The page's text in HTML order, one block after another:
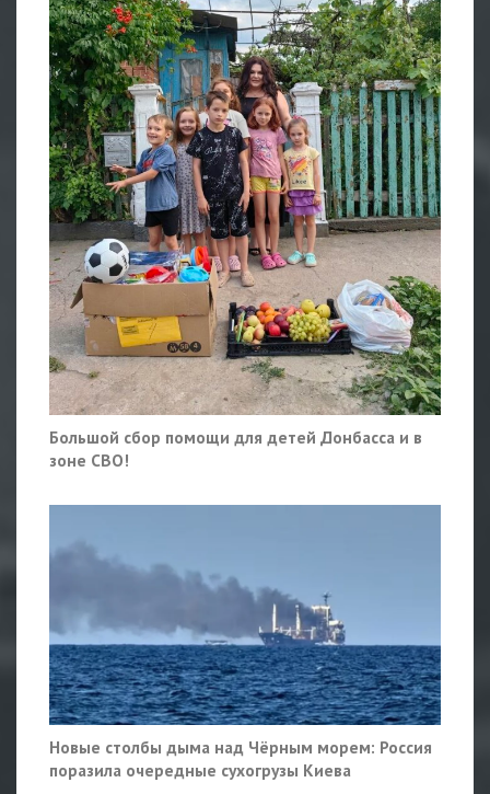
Большой сбор помощи для детей Донбасса и в
зоне СВО!
Новые столбы дыма над Чёрным морем: Россия
поразила очередные сухогрузы Киева